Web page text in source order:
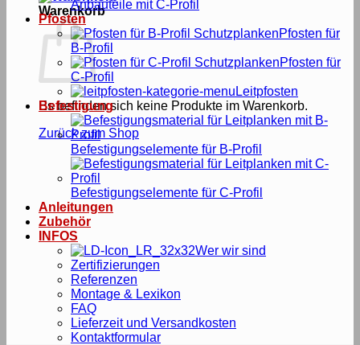
Warenkorb
Es befinden sich keine Produkte im Warenkorb.
Zurück zum Shop
Anbauteile mit C-Profil
Pfosten
Pfosten für
B-Profil
Pfosten für
C-Profil
Leitpfosten
Befestigung
Befestigungselemente für B-Profil
Befestigungselemente für C-Profil
Anleitungen
Zubehör
INFOS
Wer wir sind
Zertifizierungen
Referenzen
Montage & Lexikon
FAQ
Lieferzeit und Versandkosten
Kontaktformular